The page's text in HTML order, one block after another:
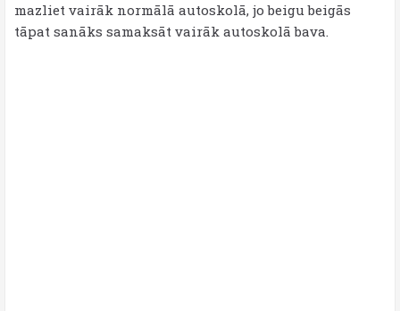
mazliet vairāk normālā autoskolā, jo beigu beigās
tāpat sanāks samaksāt vairāk autoskolā bava.